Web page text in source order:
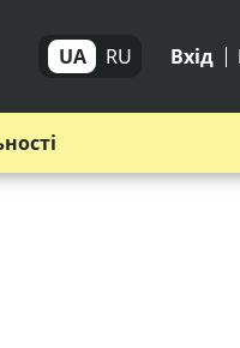
UA RU Вхід